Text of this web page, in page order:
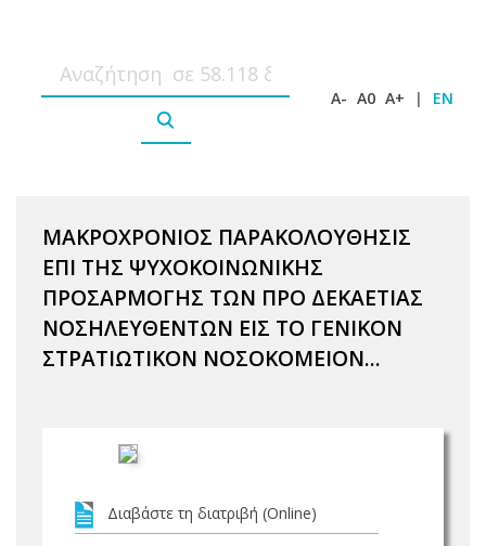
A- A0 A+ | EN
ΜΑΚΡΟΧΡΟΝΙΟΣ ΠΑΡΑΚΟΛΟΥΘΗΣΙΣ
ΕΠΙ ΤΗΣ ΨΥΧΟΚΟΙΝΩΝΙΚΗΣ
ΠΡΟΣΑΡΜΟΓΗΣ ΤΩΝ ΠΡΟ ΔΕΚΑΕΤΙΑΣ
ΝΟΣΗΛΕΥΘΕΝΤΩΝ ΕΙΣ ΤΟ ΓΕΝΙΚΟΝ
ΣΤΡΑΤΙΩΤΙΚΟΝ ΝΟΣΟΚΟΜΕΙΟΝ...
Διαβάστε τη διατριβή (Online)